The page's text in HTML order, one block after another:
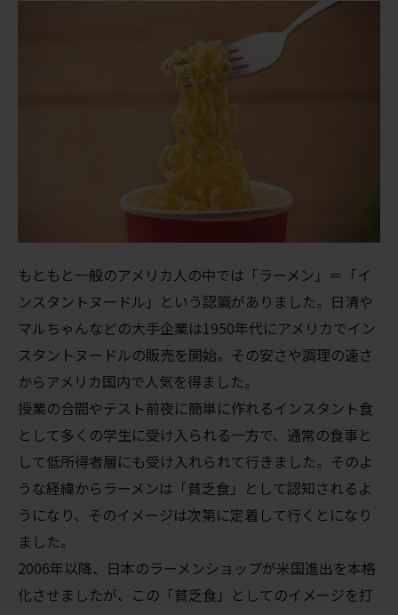
もともと一般のアメリカ人の中では「ラーメン」＝「イ
ンスタントヌードル」という認識がありました。日清や
マルちゃんなどの大手企業は1950年代にアメリカでイン
スタントヌードルの販売を開始。その安さや調理の速さ
からアメリカ国内で人気を得ました。
授業の合間やテスト前夜に簡単に作れるインスタント食
として多くの学生に受け入られる一方で、通常の食事と
して低所得者層にも受け入れられて行きました。そのよ
うな経緯からラーメンは「貧乏食」として認知されるよ
うになり、そのイメージは次第に定着して行くとになり
ました。
2006年以降、日本のラーメンショップが米国進出を本格
化させましたが、この「貧乏食」としてのイメージを打